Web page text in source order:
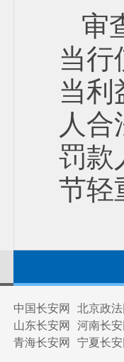
审
当行
当利
人
罚款
节轻
中国长安网 北京政法
山东长安网
河南长安
青海长安网
宁夏长安